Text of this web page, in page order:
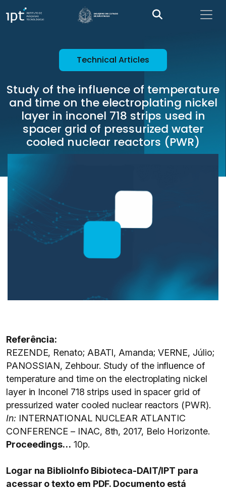
Technical Articles
Study of the influence of temperature
and time on the electroplating nickel
layer in inconel 718 strips used in
spacer grid of pressurized water
cooled nuclear reactors (PWR)
Referência:
REZENDE, Renato; ABATI, Amanda; VERNE, Júlio;
PANOSSIAN, Zehbour. Study of the influence of
temperature and time on the electroplating nickel
layer in Inconel 718 strips used in spacer grid of
pressurized water cooled nuclear reactors (PWR).
In: INTERNATIONAL NUCLEAR ATLANTIC
CONFERENCE – INAC, 8th, 2017, Belo Horizonte.
Proceedings… 10p.
Logar na BiblioInfo Bibioteca-DAIT/IPT para
acessar o texto em PDF. Documento está